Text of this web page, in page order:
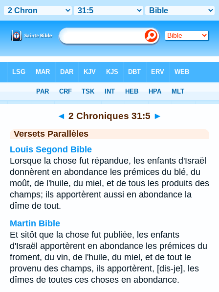
>Chapitre 31 > Verset 5
◄ 2 Chroniques 31:5 ►
Versets Parallèles
Louis Segond Bible
Lorsque la chose fut répandue, les enfants d'Israël
donnèrent en abondance les prémices du blé, du
moût, de l'huile, du miel, et de tous les produits des
champs; ils apportèrent aussi en abondance la
dîme de tout.
Martin Bible
Et sitôt que la chose fut publiée, les enfants
d'Israël apportèrent en abondance les prémices du
froment, du vin, de l'huile, du miel, et de tout le
provenu des champs, ils apportèrent, [dis-je], les
dîmes de toutes ces choses en abondance.